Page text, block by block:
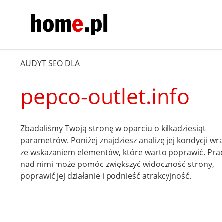
AUDYT SEO DLA
pepco-outlet.info
Zbadaliśmy Twoją stronę w oparciu o kilkadziesiąt
parametrów. Poniżej znajdziesz analizę jej kondycji
ze wskazaniem elementów, które warto poprawić.
nad nimi może pomóc zwiększyć widoczność strony,
poprawić jej działanie i podnieść atrakcyjność.